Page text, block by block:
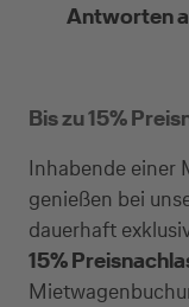
Antworten
Bis zu 15%
Inhabende einer
genießen bei
dauerhaft
15%